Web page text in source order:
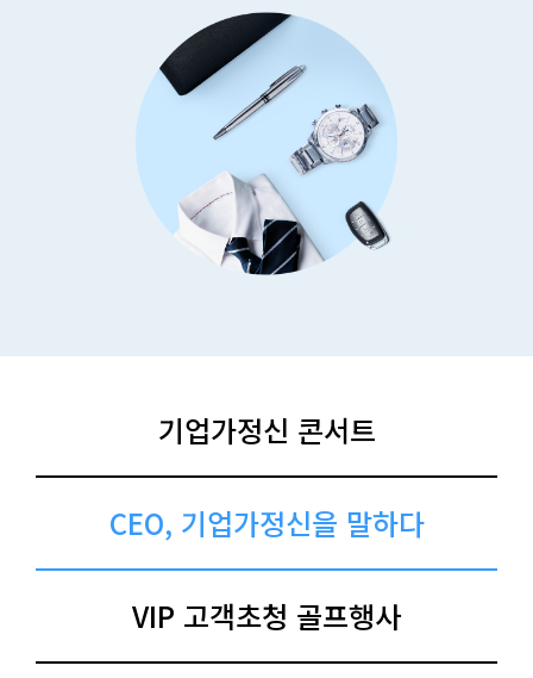
기업가정신 콘서트
CEO, 기업가정신을 말하다
VIP 고객초청 골프행사